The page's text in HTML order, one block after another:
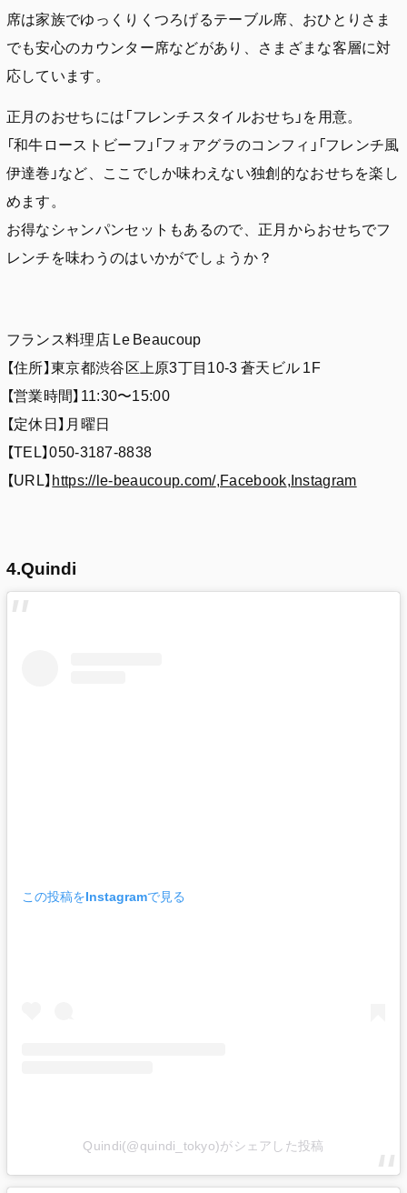
席は家族でゆっくりくつろげるテーブル席、おひとりさま
でも安心のカウンター席などがあり、さまざまな客層に対
応しています。
正月のおせちには「フレンチスタイルおせち」を用意。
「和牛ローストビーフ」「フォアグラのコンフィ」「フレンチ風
伊達巻」など、ここでしか味わえない独創的なおせちを楽し
めます。
お得なシャンパンセットもあるので、正月からおせちでフ
レンチを味わうのはいかがでしょうか？
フランス料理店 Le Beaucoup
【住所】東京都渋谷区上原3丁目10-3 蒼天ビル 1F
【営業時間】11:30〜15:00
【定休日】月曜日
【TEL】050-3187-8838
【URL】https://le-beaucoup.com/,Facebook,Instagram
4.Quindi
この投稿をInstagramで見る
Quindi(@quindi_tokyo)がシェアした投稿